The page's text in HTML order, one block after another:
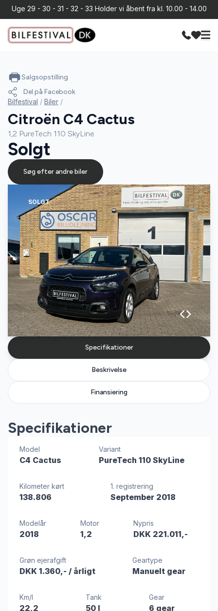
Uge 29 - 30 - 31 - 32 - 33 Holder vi åbent fra kl. 10.00 - 14.00
SOLGT
Specifikationer
Beskrivelse
Finansiering
Specifikationer
Model
C4 Cactus
Variant
PureTech 110 SkyLine
Kilometer kørt
138.806
1. registrering
September 2018
Modelår
2018
Motor
1,2
Nypris
DKK 221.011,-
Grøn ejerafgift
DKK 1.360,- / årligt
Geartype
Manuelt gear
Km/l
22,2
Tank
50 l
Gear
6 gear
Salgsopstilling
Del på Facebook
Bilfestival / Biler /
Citroën C4 Cactus
1,2 PureTech 110 SkyLine
Solgt
Søg efter andre biler